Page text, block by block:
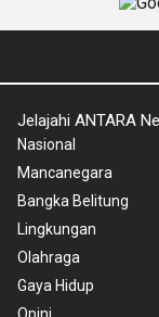
Jelajahi ANTARA
Nasional
Mancanegara
Bangka Belitung
Lingkungan
Olahraga
Gaya Hidup